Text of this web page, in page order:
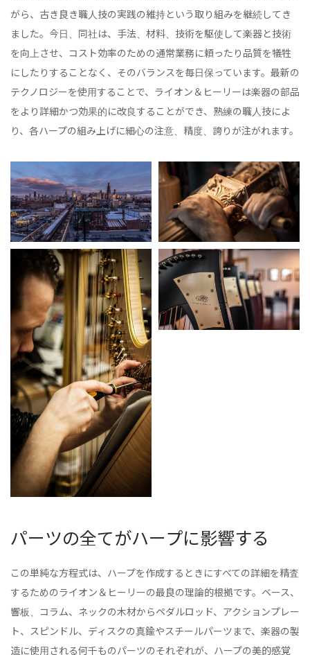
がら、古き良き職人技の実践の維持という取り組みを継続してき
ました。今日、同社は、手法、材料、技術を駆使して楽器と技術
を向上させ、コスト効率のための通常業務に頼ったり品質を犠牲
にしたりすることなく、そのバランスを毎日保っています。最新の
テクノロジーを使用することで、ライオン＆ヒーリーは楽器の部品
をより詳細かつ効果的に改良することができ、熟練の職人技によ
り、各ハープの組み上げに細心の注意、精度、誇りが注がれます。
パーツの全てがハープに影響する
この単純な方程式は、ハープを作成するときにすべての詳細を精査
するためのライオン＆ヒーリーの最良の理論的根拠です。ベース、
響板、コラム、ネックの木材からペダルロッド、アクションプレー
ト、スピンドル、ディスクの真鍮やスチールパーツまで、楽器の製
造に使用される何千ものパーツのそれぞれが、ハープの美的感覚